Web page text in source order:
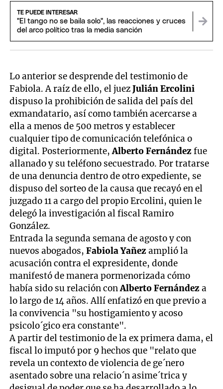
TE PUEDE INTERESAR
"El tango no se baila solo", las reacciones y cruces
del arco político tras la media sanción
Lo anterior se desprende del testimonio de
Fabiola. A raíz de ello, el juezJulián Ercolini
dispuso la prohibición de salida del país del
exmandatario, así como también acercarse a
ella a menos de 500 metros y establecer
cualquier tipo de comunicación telefónica o
digital. Posteriormente,Alberto Fernández fue
allanado y su teléfono secuestrado. Por tratarse
de una denuncia dentro de otro expediente, se
dispuso del sorteo de la causa que recayó en el
juzgado 11 a cargo del propio Ercolini, quien le
delegó la investigación al fiscal Ramiro
González.
Entrada la segunda semana de agosto y con
nuevos abogados,Fabiola Yañez amplió la
acusación contra el expresidente, donde
manifestó de manera pormenorizada cómo
había sido su relación conAlberto Fernández a
lo largo de 14 años. Allí enfatizó en que previo a
la convivencia "su hostigamiento y acoso
psicolo´gico era constante".
A partir del testimonio de la ex primera dama, el
fiscal lo imputó por 9 hechos que "relato que
revela un contexto de violencia de ge´nero
asentado sobre una relacio´n asime´trica y